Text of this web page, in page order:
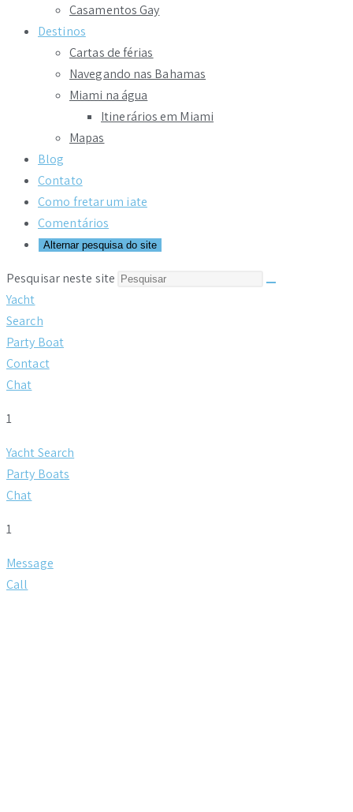
Casamentos Gay
Destinos
Cartas de férias
Navegando nas Bahamas
Miami na água
Itinerários em Miami
Mapas
Blog
Contato
Como fretar um iate
Comentários
Alternar pesquisa do site
Pesquisar neste site
Yacht
Search
Party Boat
Contact
Chat
1
Yacht Search
Party Boats
Chat
1
Message
Call